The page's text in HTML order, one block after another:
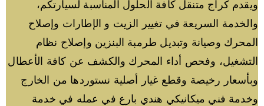
ويقدم كراج متنقل كافة الحلول المناسبة لسيارتكم،
والخدمة السريعة في تغيير الزيت و الإطارات وإصلاح
المحرك وصيانة وتبديل طرمبة البنزين وإصلاح نظام
التشغيل، وفحص أداء المحرك والكشف عن كافة الأعطال
وبأسعار رخيصة وقطع غيار أصلية نستوردها من الخارج
وخدمة فني ميكانيكي هندي بارع في عمله في خدمة